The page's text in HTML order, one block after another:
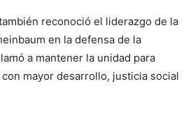
reconoció el liderazgo de la
en la defensa de la
a mantener la unidad para
mayor desarrollo, justicia social